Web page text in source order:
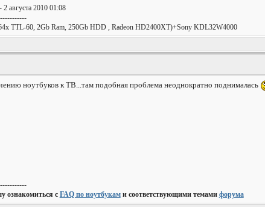
2 августа 2010 01:08
TTL-60, 2Gb Ram, 250Gb HDD , Radeon HD2400XT)+Sony KDL32W4000
ноутбуков к ТВ...там подобная проблема неоднократно поднималась
ознакомиться с FAQ по ноутбуками соответствующими темами форума